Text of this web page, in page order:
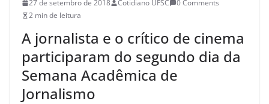
27 de setembro de 2018 Cotidiano UFSC
0 Comments
2 min de leitura
A jornalista e o crítico de cinema
participaram do segundo dia da
Semana Acadêmica de
Jornalismo